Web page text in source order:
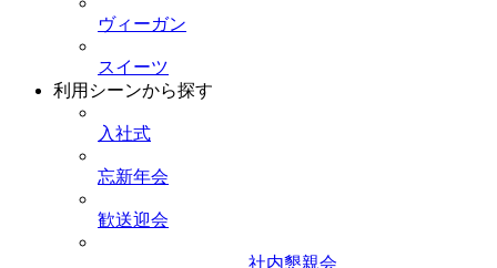
ヴィーガン
スイーツ
利用シーンから探す
入社式
忘新年会
歓送迎会
社内懇親会